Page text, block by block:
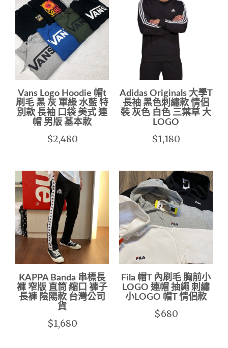
Vans Logo Hoodie 帽t
刷毛 黑 灰 軍綠 水藍 特
別款 長袖 口袋 美式 連
帽 男版 基本款
$2,480
Adidas Originals 大學T
長袖 黑色刺繡款 情侶
裝 灰色 白色 三葉草 大
LOGO
$1,180
KAPPA Banda 串標長
褲 窄版 直筒 縮口 褲子
長褲 陰陽款 台灣公司
貨
$1,680
Fila 帽T 內刷毛 胸前小
LOGO 連帽 抽繩 刺繡
小LOGO 帽T 情侶款
$680